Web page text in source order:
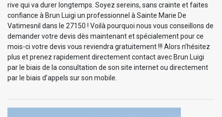
rive qui va durer longtemps. Soyez sereins, sans crainte et faites
confiance à Brun Luigi un professionnel à Sainte Marie De
Vatimesnil dans le 27150 ! Voilà pourquoi nous vous conseillons de
demander votre devis dès maintenant et spécialement pour ce
mois-ci votre devis vous reviendra gratuitement !!! Alors n’hésitez
plus et prenez rapidement directement contact avec Brun Luigi
par le biais de la consultation de son site internet ou directement
par le biais d’appels sur son mobile.